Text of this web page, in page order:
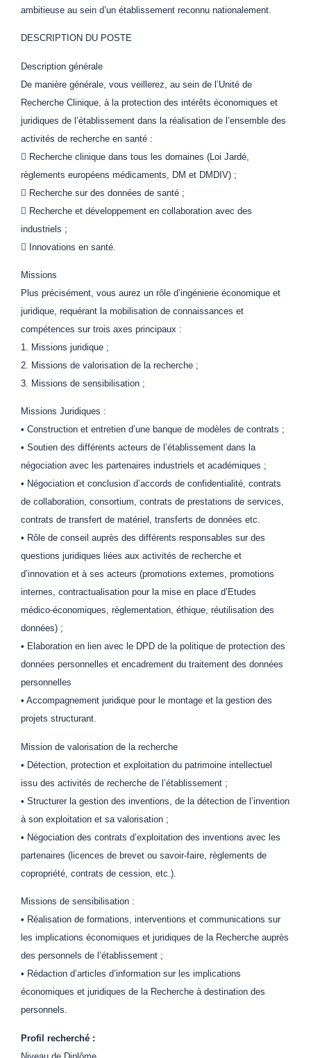
ambitieuse au sein d’un établissement reconnu nationalement.
DESCRIPTION DU POSTE
Description générale
De manière générale, vous veillerez, au sein de l’Unité de
Recherche Clinique, à la protection des intérêts économiques et
juridiques de l’établissement dans la réalisation de l’ensemble des
activités de recherche en santé :
 Recherche clinique dans tous les domaines (Loi Jardé,
règlements européens médicaments, DM et DMDIV) ;
 Recherche sur des données de santé ;
 Recherche et développement en collaboration avec des
industriels ;
 Innovations en santé.
Missions
Plus précisément, vous aurez un rôle d’ingénierie économique et
juridique, requérant la mobilisation de connaissances et
compétences sur trois axes principaux :
1. Missions juridique ;
2. Missions de valorisation de la recherche ;
3. Missions de sensibilisation ;
Missions Juridiques :
• Construction et entretien d’une banque de modèles de contrats ;
• Soutien des différents acteurs de l’établissement dans la
négociation avec les partenaires industriels et académiques ;
• Négociation et conclusion d’accords de confidentialité, contrats
de collaboration, consortium, contrats de prestations de services,
contrats de transfert de matériel, transferts de données etc.
• Rôle de conseil auprès des différents responsables sur des
questions juridiques liées aux activités de recherche et
d’innovation et à ses acteurs (promotions externes, promotions
internes, contractualisation pour la mise en place d’Etudes
médico-économiques, règlementation, éthique, réutilisation des
données) ;
• Elaboration en lien avec le DPD de la politique de protection des
données personnelles et encadrement du traitement des données
personnelles
• Accompagnement juridique pour le montage et la gestion des
projets structurant.
Mission de valorisation de la recherche
• Détection, protection et exploitation du patrimoine intellectuel
issu des activités de recherche de l’établissement ;
• Structurer la gestion des inventions, de la détection de l’invention
à son exploitation et sa valorisation ;
• Négociation des contrats d’exploitation des inventions avec les
partenaires (licences de brevet ou savoir-faire, règlements de
copropriété, contrats de cession, etc.).
Missions de sensibilisation :
• Réalisation de formations, interventions et communications sur
les implications économiques et juridiques de la Recherche auprès
des personnels de l’établissement ;
• Rédaction d’articles d’information sur les implications
économiques et juridiques de la Recherche à destination des
personnels.
Profil recherché :
Niveau de Diplôme